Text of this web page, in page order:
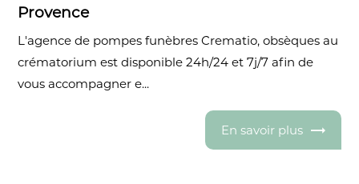
Provence
L'agence de pompes funèbres Crematio, obsèques au
crématorium est disponible 24h/24 et 7j/7 afin de
vous accompagner e...
En savoir plus